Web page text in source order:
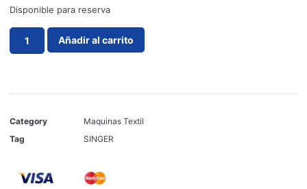
Disponible para reserva
Añadir al carrito
Category
Maquinas Textil
Tag
SINGER